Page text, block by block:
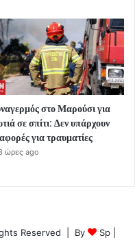
στο Μαρούσι για
σε σπίτι: Δεν υπάρχουν
για τραυματίες
ώρες ago
Reserved | By Sp